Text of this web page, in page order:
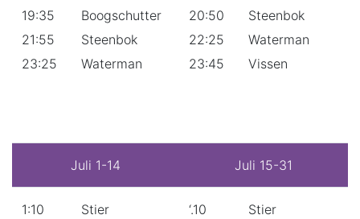
19:35
21:55
23:25
Boogschutter
Steenbok
Waterman
20:50
22:25
23:45
Steenbok
Waterman
Vissen
Juli 1-14 Juli 15-31
1:10
Stier
‘.10
Stier